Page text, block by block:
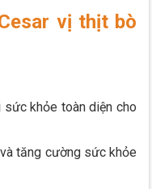
vị thịt bò
khỏe toàn diện cho
tăng cường sức khỏe